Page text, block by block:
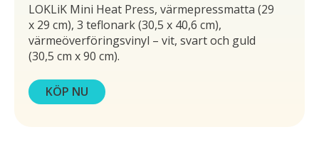
LOKLiK Mini Heat Press, värmepressmatta (29
x 29 cm), 3 teflonark (30,5 x 40,6 cm),
värmeöverföringsvinyl – vit, svart och guld
(30,5 cm x 90 cm).
KÖP NU